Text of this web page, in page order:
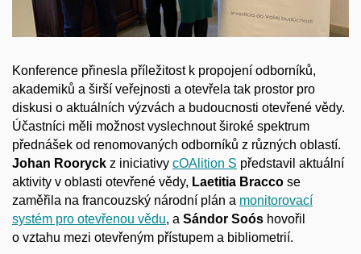
Konference přinesla příležitost k propojení odborníků,
akademiků a širší veřejnosti a otevřela tak prostor pro
diskusi o aktuálních výzvách a budoucnosti otevřené vědy.
Účastníci měli možnost vyslechnout široké spektrum
přednášek od renomovaných odborníků z různých oblastí.
Johan Rooryck z iniciativy cOAlition S představil aktuální
aktivity v oblasti otevřené vědy, Laetitia Bracco se
zaměřila na francouzský národní plán a monitorovací
systém pro otevřenou vědu, a Sándor Soós hovořil
o vztahu mezi otevřeným přístupem a bibliometrií.